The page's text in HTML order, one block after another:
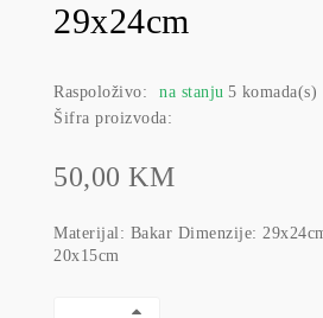
29x24cm
Raspoloživo: na stanju 5 komada(s)
Šifra proizvoda:
50,00 KM
Materijal: Bakar Dimenzije:
20x15cm